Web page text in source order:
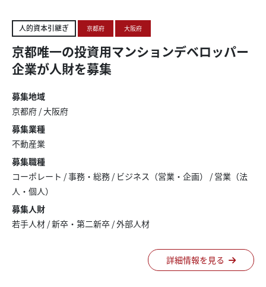
人的資本引継ぎ 京都府 大阪府
京都唯一の投資用マンションデベロッパー
企業が人財を募集
募集地域
京都府 /大阪府
募集業種
不動産業
募集職種
コーポレート /事務・総務 / ビジネス（営業・企画） /営業（法
人・個人）
募集人財
若手人材 / 新卒・第二新卒 / 外部人材
詳細情報を見る